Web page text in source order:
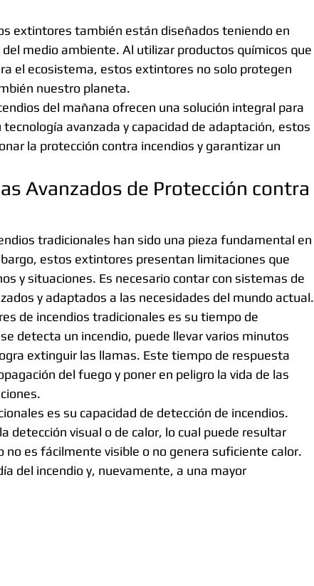
extintores también están diseñados teniendo en
medio ambiente. Al utilizar productos químicos que
el ecosistema, estos extintores no solo protegen
nuestro planeta.
del mañana ofrecen una solución integral para
avanzada y capacidad de adaptación, estos
la protección contra incendios y garantizar un
Avanzados de Protección contra
tradicionales han sido una pieza fundamental en
estos extintores presentan limitaciones que
y situaciones. Es necesario contar con sistemas de
y adaptados a las necesidades del mundo actual.
de incendios tradicionales es su tiempo de
detecta un incendio, puede llevar varios minutos
extinguir las llamas. Este tiempo de respuesta
del fuego y poner en peligro la vida de las
es su capacidad de detección de incendios.
detección visual o de calor, lo cual puede resultar
es fácilmente visible o no genera suficiente calor.
del incendio y, nuevamente, a una mayor